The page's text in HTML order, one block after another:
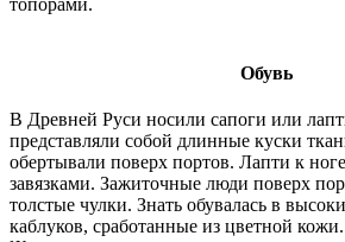
топорами.
Обувь
В Древней Руси носили сапоги или
представляли собой длинные куски
обертывали поверх портов. Лапти к
завязками. Зажиточные люди поверх
толстые чулки. Знать обувалась в
каблуков, сработанные из цветной кожи.